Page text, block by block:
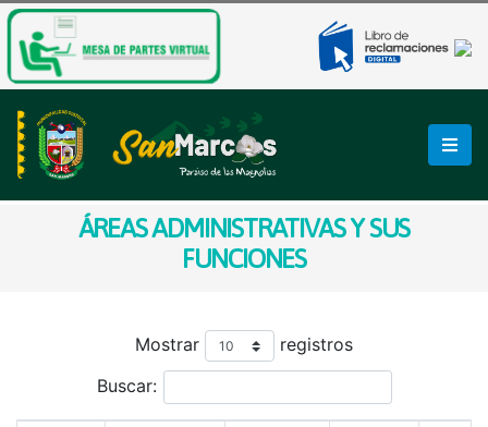
ÁREAS ADMINISTRATIVAS Y SUS
FUNCIONES
Mostrar
registros
Buscar: